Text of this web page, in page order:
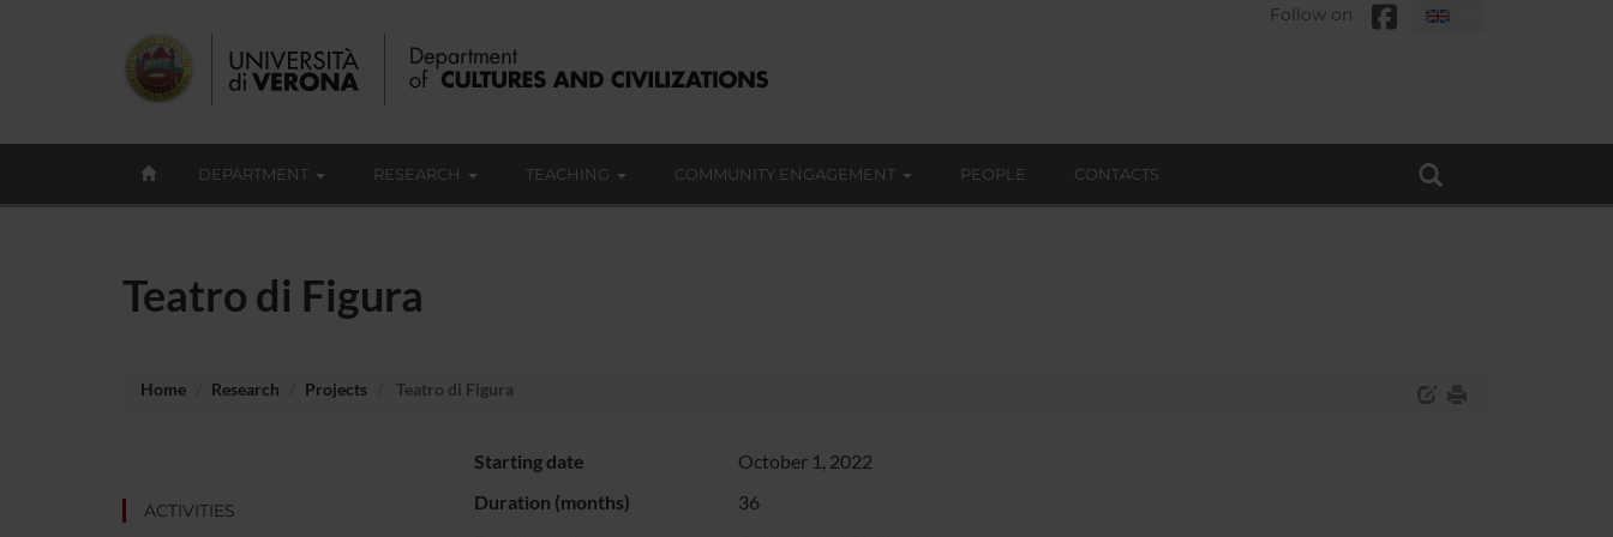
Follow on
DEPARTMENT RESEARCH TEACHING COMMUNITY ENGAGEMENT PEOPLE CONTACTS
Teatro di Figura
Home Research Projects Teatro di Figura
ACTIVITIES
Starting date
October 1, 2022
Duration (months)
36